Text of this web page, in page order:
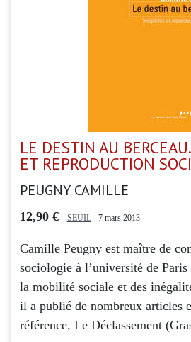
LE DESTIN AU
ET REPRODUCTION
PEUGNY CAMILLE
12,90 € - SEUIL- 7 mars 2013 -
Camille Peugny est maître de
sociologie à l’université de
la mobilité sociale et des
il a publié de nombreux articles
référence, Le Déclassement